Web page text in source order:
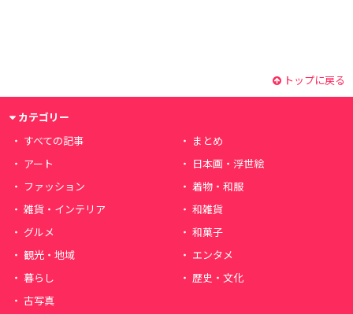
トップに戻る
カテゴリー
すべての記事
まとめ
アート
日本画・浮世絵
ファッション
着物・和服
雑貨・インテリア
和雑貨
グルメ
和菓子
観光・地域
エンタメ
暮らし
歴史・文化
古写真